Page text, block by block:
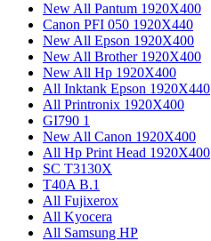
New All Pantum 1920X400
Canon PFI 050 1920X440
New All Epson 1920X400
New All Brother 1920X400
New All Hp 1920X400
All Inktank Epson 1920X440
All Printronix 1920X400
GI790 1
New All Canon 1920X400
All Hp Print Head 1920X400
SC T3130X
T40A B.1
All Fujixerox
All Kyocera
All Samsung HP